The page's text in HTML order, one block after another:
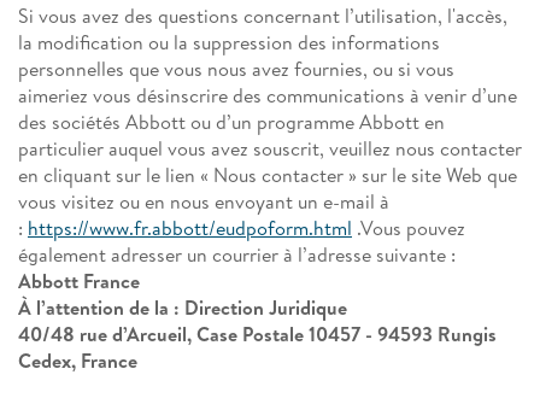
Si vous avez des questions concernant l’utilisation, l'accès,
la modification ou la suppression des informations
personnelles que vous nous avez fournies, ou si vous
aimeriez vous désinscrire des communications à venir d’une
des sociétés Abbott ou d’un programme Abbott en
particulier auquel vous avez souscrit, veuillez nous contacter
en cliquant sur le lien « Nous contacter » sur le site Web que
vous visitez ou en nous envoyant un e-mail à
: https://www.fr.abbott/eudpoform.html .Vous pouvez
également adresser un courrier à l’adresse suivante :
Abbott France
À l’attention de la : Direction Juridique
40/48 rue d’Arcueil, Case Postale 10457 - 94593 Rungis
Cedex, France